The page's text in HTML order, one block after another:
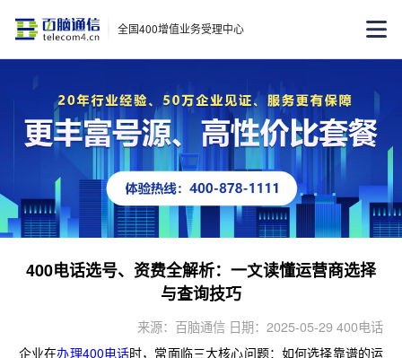
全国400增值业务受理中心
400电话选号、资费全解析：一文读懂运营商选择
与查询技巧
来源：百脑通信 日期：2025-05-29 400电话
企业在办理400电话时，常面临三大核心问题：如何选择靠谱的运